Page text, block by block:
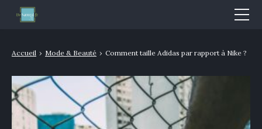
Accueil › Mode & Beauté › Comment taille Adidas par rapport à Nike ?
Nutrition
Sport